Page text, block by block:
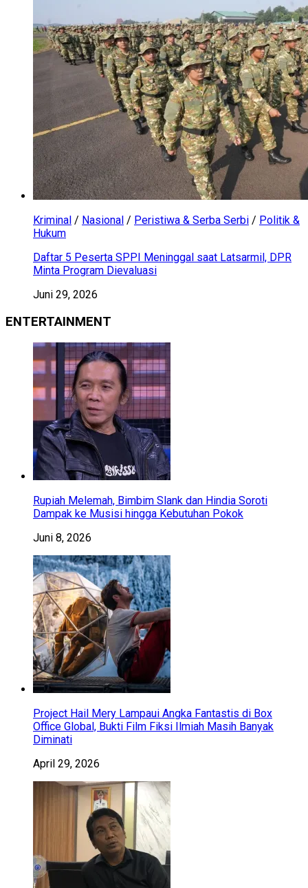
Kriminal / Nasional / Peristiwa & Serba Serbi / Politik &
Hukum
Daftar 5 Peserta SPPI Meninggal saat Latsarmil, DPR
Minta Program Dievaluasi
Juni 29, 2026
ENTERTAINMENT
Rupiah Melemah, Bimbim Slank dan Hindia Soroti
Dampak ke Musisi hingga Kebutuhan Pokok
Juni 8, 2026
Project Hail Mery Lampaui Angka Fantastis di Box
Office Global, Bukti Film Fiksi Ilmiah Masih Banyak
Diminati
April 29, 2026